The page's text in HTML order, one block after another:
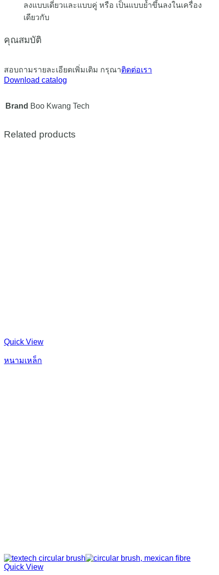
ลงแบบเดี่ยวและแบบคู่ หรือ เป็นแบบย้ำขึ้นลงในเครื่อง
เดียวกับ
คุณสมบัติ
สอบถามรายละเอียดเพิ่มเติม กรุณาติดต่อเรา
Download catalog
Brand Boo Kwang Tech
Related products
Quick View
หนามเหล็ก
Quick View